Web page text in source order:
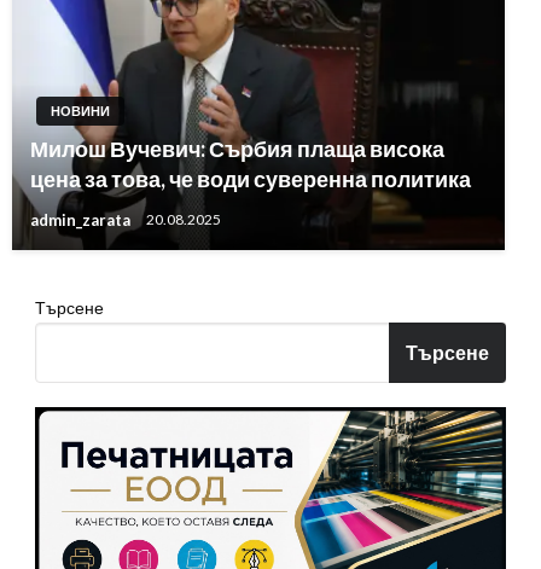
НОВИНИ
Милош Вучевич: Сърбия плаща висока
цена за това, че води суверенна политика
admin_zarata 20.08.2025
Търсене
Търсене